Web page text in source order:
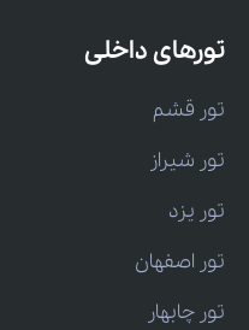
تورهای داخلی
تور قشم
تور شیراز
تور یزد
تور اصفهان
تور چابهار